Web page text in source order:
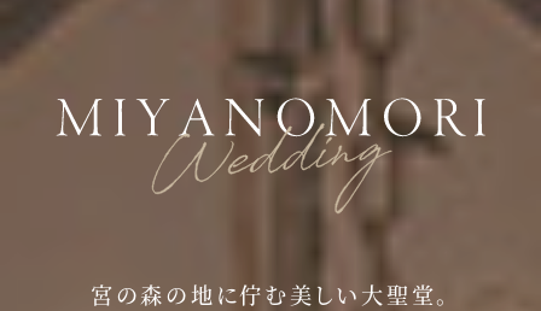
宮の森の地に佇む美しい大聖堂。